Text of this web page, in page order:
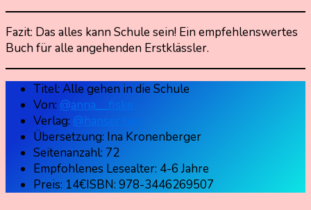
Fazit: Das alles kann Schule sein! Ein empfehlenswertes
Buch für alle angehenden Erstklässler.
Titel: Alle gehen in die Schule
Von: @anna__fiske
Verlag: @hanser.hey
Übersetzung: Ina Kronenberger
Seitenanzahl: 72
Empfohlenes Lesealter: 4-6 Jahre
Preis: 14€ISBN: 978-3446269507